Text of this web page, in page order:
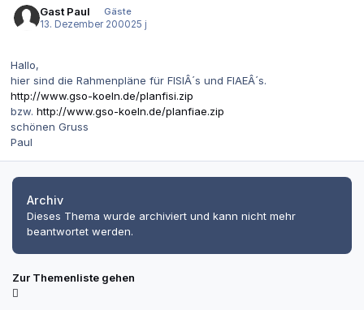
Gast Paul
Gäste
13. Dezember 200025 j
Hallo,
hier sind die Rahmenpläne für FISIÂ´s und FIAEÂ´s.
http://www.gso-koeln.de/planfisi.zip
bzw. http://www.gso-koeln.de/planfiae.zip
schönen Gruss
Paul
Archiv
Dieses Thema wurde archiviert und kann nicht mehr
beantwortet werden.
Zur Themenliste gehen